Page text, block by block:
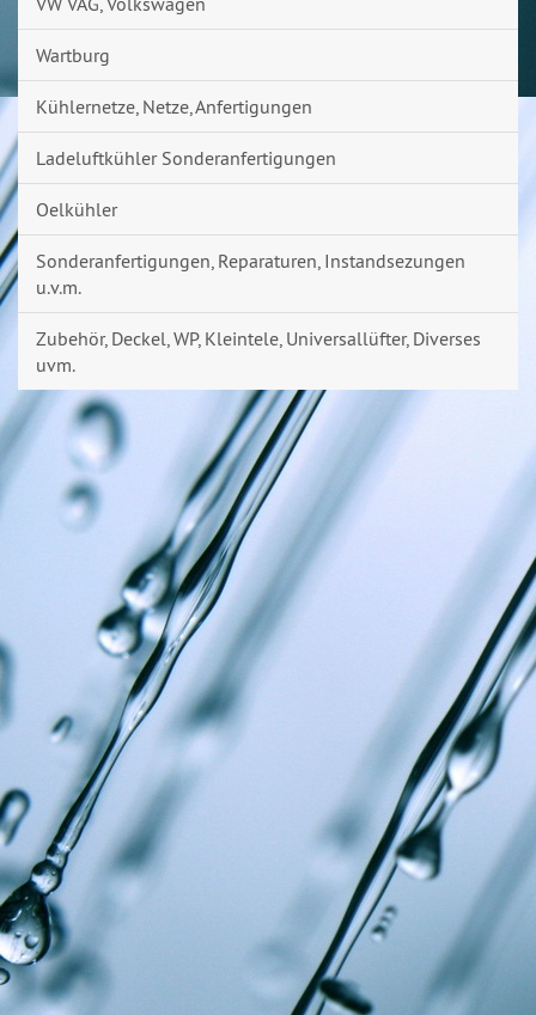
Wartburg
Kühlernetze, Netze, Anfertigungen
Ladeluftkühler Sonderanfertigungen
Oelkühler
Sonderanfertigungen, Reparaturen, Instandsezungen
u.v.m.
Zubehör, Deckel, WP, Kleintele, Universallüfter, Diverses
uvm.